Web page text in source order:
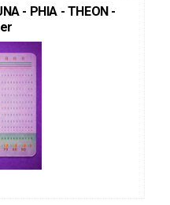
- PHIA - THEON -